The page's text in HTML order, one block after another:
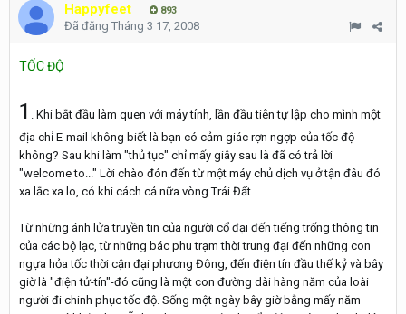
Happyfeet 893
Đã đăng Tháng 3 17, 2008
TỐC ĐỘ
1 . Khi bắt đầu làm quen với máy tính, lần đầu tiên tự lập cho mình một
địa chỉ E-mail không biết là bạn có cảm giác rợn ngợp của tốc độ
không? Sau khi làm "thủ tục" chỉ mấy giây sau là đã có trả lời
"welcome to..." Lời chào đón đến từ một máy chủ dịch vụ ở tận đâu đó
xa lắc xa lo, có khi cách cả nữa vòng Trái Đất.
Từ những ánh lửa truyền tin của người cổ đại đến tiếng trống thông tin
của các bộ lạc, từ những bác phu trạm thời trung đại đến những con
ngựa hỏa tốc thời cận đại phương Đông, đến điện tín đầu thế kỷ và bây
giờ là "điện tử-tín"-đó cũng là một con đường dài hàng năm của loài
người đi chinh phục tốc độ. Sống một ngày bây giờ bằng mấy năm